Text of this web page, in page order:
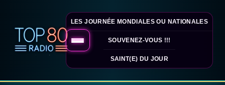
LES JOURNÉE MONDIALES OU NATIONALES
SOUVENEZ-VOUS !!!
SAINT(E) DU JOUR